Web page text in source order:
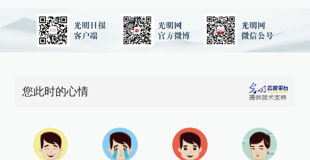
您此时的心情